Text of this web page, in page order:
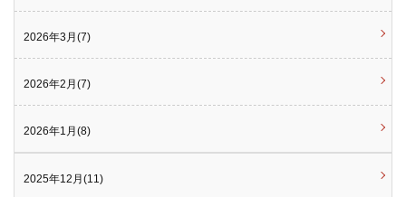
2026年3月(7)
2026年2月(7)
2026年1月(8)
2025年12月(11)